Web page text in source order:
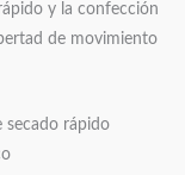
y la confección
de movimiento
secado rápido